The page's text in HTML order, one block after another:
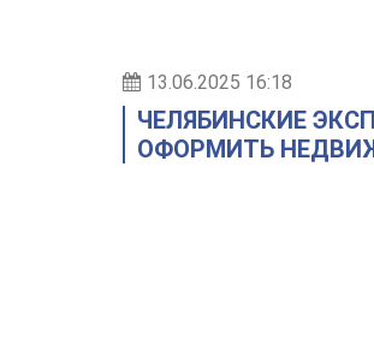
13.06.2025 16:18
ЧЕЛЯБИНСКИЕ
ОФОРМИТЬ